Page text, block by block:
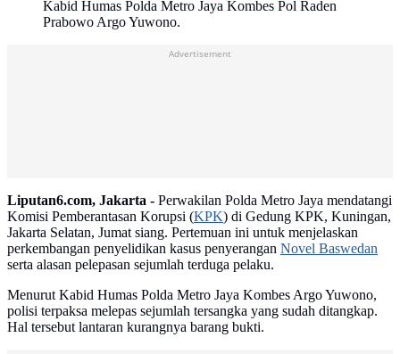
Kabid Humas Polda Metro Jaya Kombes Pol Raden
Prabowo Argo Yuwono.
Advertisement
Liputan6.com, Jakarta - Perwakilan Polda Metro Jaya mendatangi
Komisi Pemberantasan Korupsi (KPK) di Gedung KPK, Kuningan,
Jakarta Selatan, Jumat siang. Pertemuan ini untuk menjelaskan
perkembangan penyelidikan kasus penyerangan Novel Baswedan
serta alasan pelepasan sejumlah terduga pelaku.
Menurut Kabid Humas Polda Metro Jaya Kombes Argo Yuwono,
polisi terpaksa melepas sejumlah tersangka yang sudah ditangkap.
Hal tersebut lantaran kurangnya barang bukti.